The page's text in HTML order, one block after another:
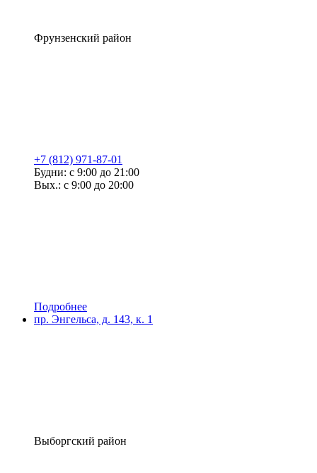
Фрунзенский район
+7 (812) 971-87-01
Будни: с 9:00 до 21:00
Вых.: с 9:00 до 20:00
Подробнее
пр. Энгельса, д. 143, к. 1
Выборгский район